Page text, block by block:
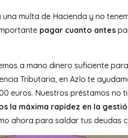
una multa de Hacienda y no
pagar cuanto antes
a mano dinero suficiente
Tributaria, en Azlo te
euros. Nuestros préstamos no
la máxima rapidez en la
ahora para saldar tus deudas